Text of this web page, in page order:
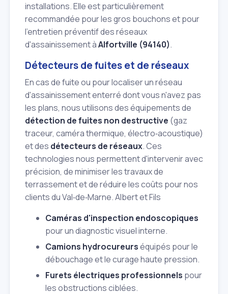
installations. Elle est particulièrement
recommandée pour les gros bouchons et pour
l'entretien préventif des réseaux
d'assainissement àAlfortville (94140).
Détecteurs de fuites et de réseaux
En cas de fuite ou pour localiser un réseau
d'assainissement enterré dont vous n'avez pas
les plans, nous utilisons des équipements de
détection de fuites non destructive (gaz
traceur, caméra thermique, électro‑acoustique)
et des détecteurs de réseaux. Ces
technologies nous permettent d'intervenir avec
précision, de minimiser les travaux de
terrassement et de réduire les coûts pour nos
clients du Val‑de‑Marne. Albert et Fils
Caméras d'inspection endoscopiques
pour un diagnostic visuel interne.
Camions hydrocureurséquipés pour le
débouchage et le curage haute pression.
Furets électriques professionnels pour
les obstructions ciblées.